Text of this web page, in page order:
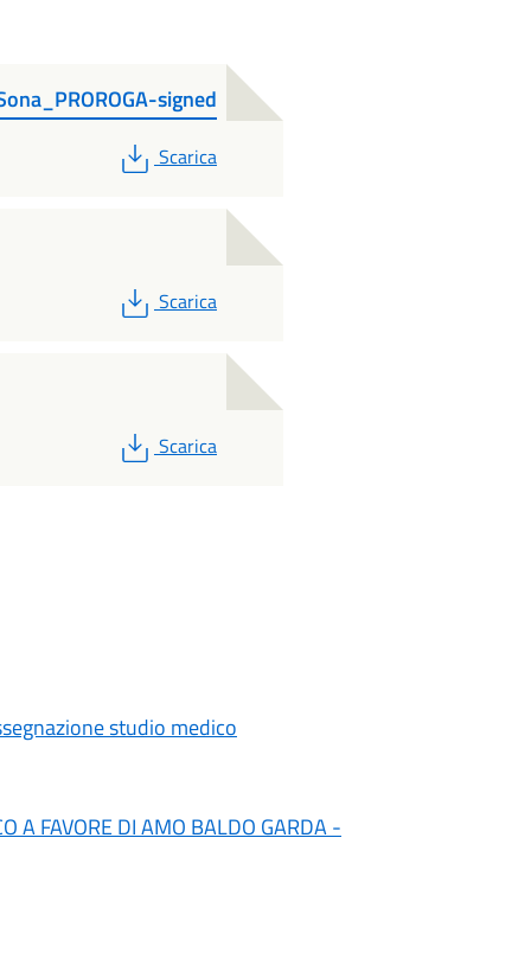
signed
PDF
Scarica
PDF
Scarica
PDF
Scarica
studio medico
A FAVORE DI AMO BALDO GARDA -